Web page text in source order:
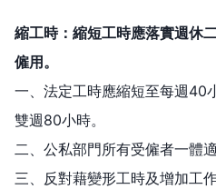
縮工時：縮短工時應落實週休
僱用。
一、法定工時應縮短至每週40
雙週80小時。
二、公私部門所有受僱者一體
三、反對藉變形工時及增加工